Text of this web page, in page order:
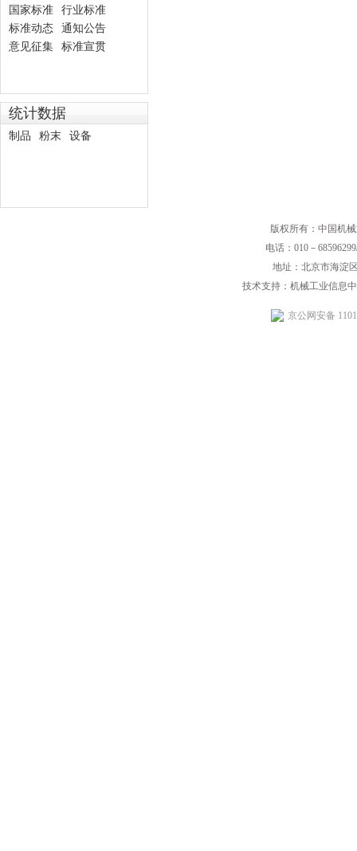
国家标准
行业标准
标准动态
通知公告
意见征集
标准宣贯
统计数据
制品 粉末 设备
版权所有：中国机
电话：010－
地址：北京市海淀
技术支持：机械工业信息
京公网安备